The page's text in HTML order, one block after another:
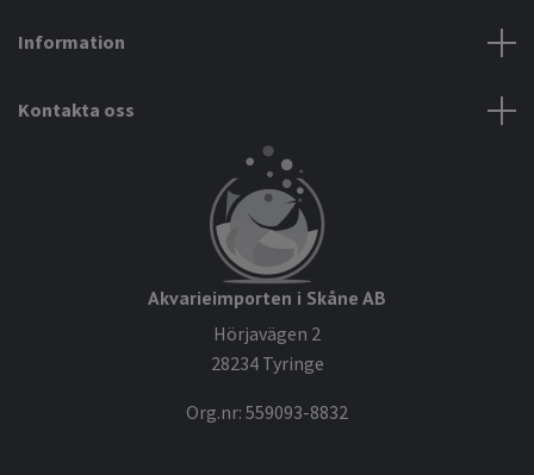
Information
Kontakta oss
Akvarieimporten i Skåne AB
Hörjavägen 2
28234 Tyringe
Org.nr: 559093-8832